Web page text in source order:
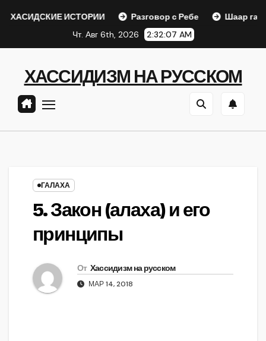
ИСТОРИИ Разговор с Ребе
Шаар гайихуд гл. 1
Чт. Авг 6th, 2026
2:32:07 AM
ХАССИДИЗМ НА РУССКОМ
ГАЛАХА
5. Закон (алаха) и его
принципы
От Хассидизм на русском
МАР 14, 2018